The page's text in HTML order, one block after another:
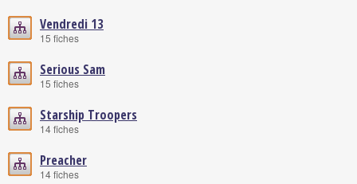
Vendredi 13
15 fiches
Serious Sam
15 fiches
Starship Troopers
14 fiches
Preacher
14 fiches